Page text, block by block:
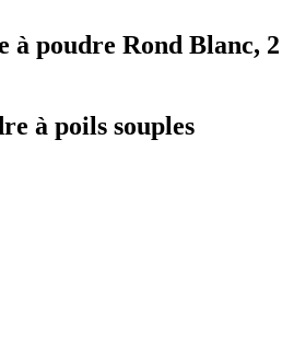
à poudre Rond Blanc, 2
à poils souples